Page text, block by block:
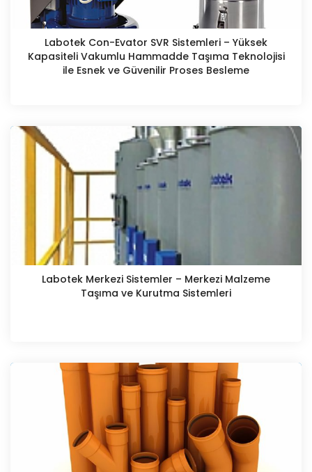
Labotek Con-Evator SVR Sistemleri – Yüksek
Kapasiteli Vakumlu Hammadde Taşıma Teknolojisi
ile Esnek ve Güvenilir Proses Besleme
Labotek Merkezi Sistemler – Merkezi Malzeme
Taşıma ve Kurutma Sistemleri